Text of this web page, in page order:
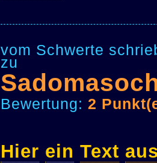
vom Schwerte
zu
Bewertung: 2
Hier ein Text